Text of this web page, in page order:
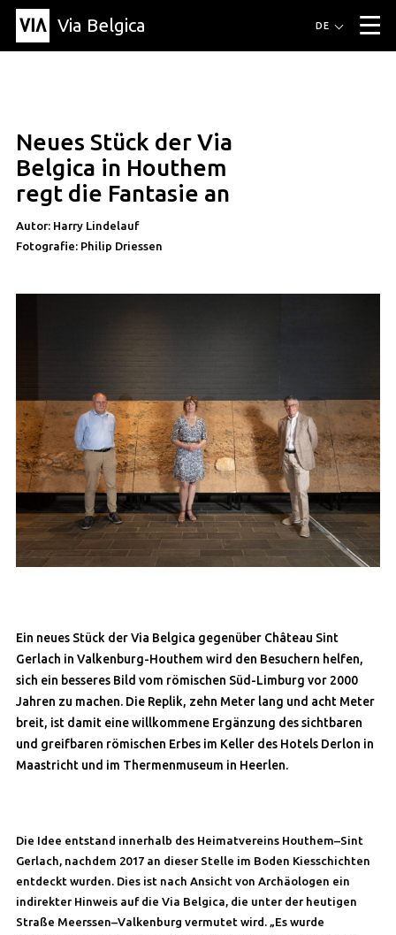
Via Belgica ▼
Artikel
Bildung
Rezept
Freunde
Über Via Belgica
Über Via Belgica
Forschung
Ausbildung
Freunde
Der Reiseführer
Organisation
DE
Neues Stück der Via
Belgica in Houthem
regt die Fantasie an
Autor: Harry Lindelauf
Fotografie: Philip Driessen
Ein neues Stück der Via Belgica gegenüber Château Sint
Gerlach in Valkenburg-Houthem wird den Besuchern helfen,
sich ein besseres Bild vom römischen Süd-Limburg vor 2000
Jahren zu machen. Die Replik, zehn Meter lang und acht Meter
breit, ist damit eine willkommene Ergänzung des sichtbaren
und greifbaren römischen Erbes im Keller des Hotels Derlon in
Maastricht und im Thermenmuseum in Heerlen.
Die Idee entstand innerhalb des Heimatvereins Houthem–Sint
Gerlach, nachdem 2017 an dieser Stelle im Boden Kiesschichten
entdeckt wurden. Dies ist nach Ansicht von Archäologen ein
indirekter Hinweis auf die Via Belgica, die unter der heutigen
Straße Meerssen–Valkenburg vermutet wird. „Es wurde